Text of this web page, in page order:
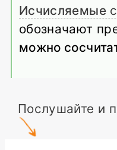
Исчисляемые
обозначают
можно
Послушайте и